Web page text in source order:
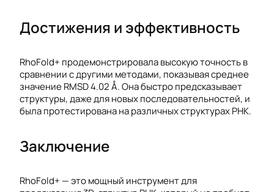
Достижения и эффективность
RhoFold+ продемонстрировала высокую точность в
сравнении с другими методами, показывая среднее
значение RMSD 4.02 Å. Она быстро предсказывает
структуры, даже для новых последовательностей, и
была протестирована на различных структурах РНК.
Заключение
RhoFold+ — это мощный инструмент для